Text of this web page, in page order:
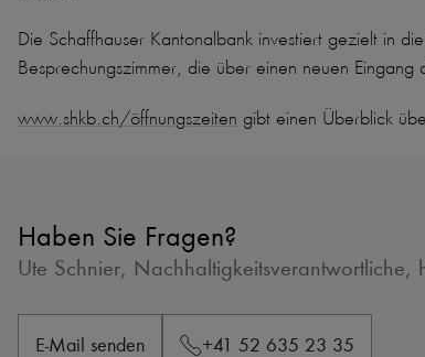
Die Schaffhauser Kantonalbank investiert gezielt in
Besprechungszimmer, die über einen neuen
www.shkb.ch/öffnungszeiten gibt einen Überblick
Haben Sie Fragen?
Ute Schnier, Nachhaltigkeitsverantwortliche,
E-Mail senden +41 52 635 23 35